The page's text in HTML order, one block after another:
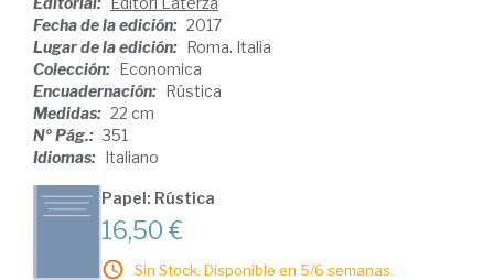
Fecha de la edición: 2017
Lugar de la edición: Roma. Italia
Colección: Economica
Encuadernación: Rústica
Medidas: 22 cm
Nº Pág.: 351
Idiomas: Italiano
Papel: Rústica
16,50 €
Sin Stock. Disponible en 5/6 semanas.